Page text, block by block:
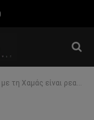
πρέπει να εκλαμβάνονται ως επιδοκιμασία της ομάδας